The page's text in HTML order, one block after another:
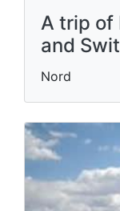
A trip of
and
Nord